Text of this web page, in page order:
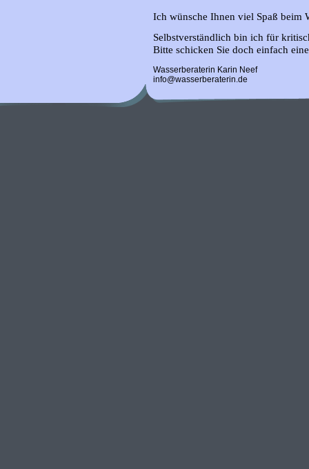
Ich wünsche Ihnen viel Spaß beim
Selbstverständlich bin ich für
Bitte schicken Sie doch einfach
Wasserberaterin Karin Neef
info@wasserberaterin.de